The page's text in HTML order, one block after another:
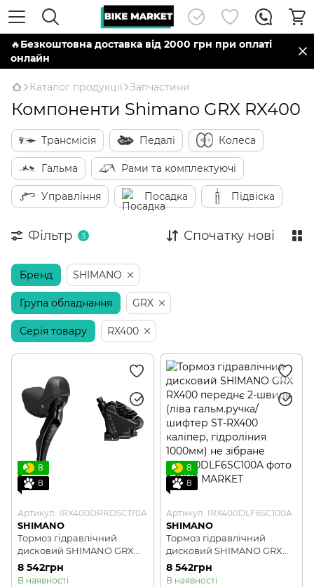
🔥Безкоштовна доставка від 2000 грн при оплаті
онлайн
Каталог продукції Запчастини
Компоненти Shimano GRX RX400
Трансмісія Педалі Колеса
Гальма Рами та комплектуючі
Управління Посадка Підвіска
Фільтр 3 Спочатку нові
Бренд SHIMANO
Група обладнання GRX
Серія товару RX400
8
8
Артикул: IRX400DRRDSC170A
SHIMANO
Тормоз гідравлічний
дисковий SHIMANO GRX
RX400 заднє 10-швидк
(права гальм.ручка/
8 542грн
В наявності
8
8
Артикул: IRX400DLF6SC100A
SHIMANO
Тормоз гідравлічний
дисковий SHIMANO GRX
RX400 переднє 2-швидк
(ліва гальм.ручка/шифтер
8 542грн
В наявності